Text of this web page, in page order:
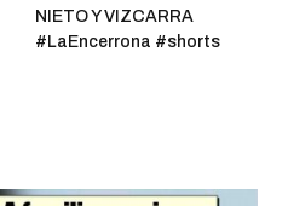
NIETO Y VIZCARRA
#LaEncerrona #shorts